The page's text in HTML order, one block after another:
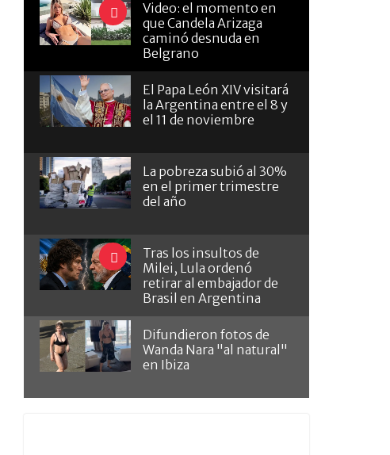
Video: el momento en
que Candela Arizaga
caminó desnuda en
Belgrano
El Papa León XIV visitará
la Argentina entre el 8 y
el 11 de noviembre
La pobreza subió al 30%
en el primer trimestre
del año
Tras los insultos de
Milei, Lula ordenó
retirar al embajador de
Brasil en Argentina
Difundieron fotos de
Wanda Nara "al natural"
en Ibiza